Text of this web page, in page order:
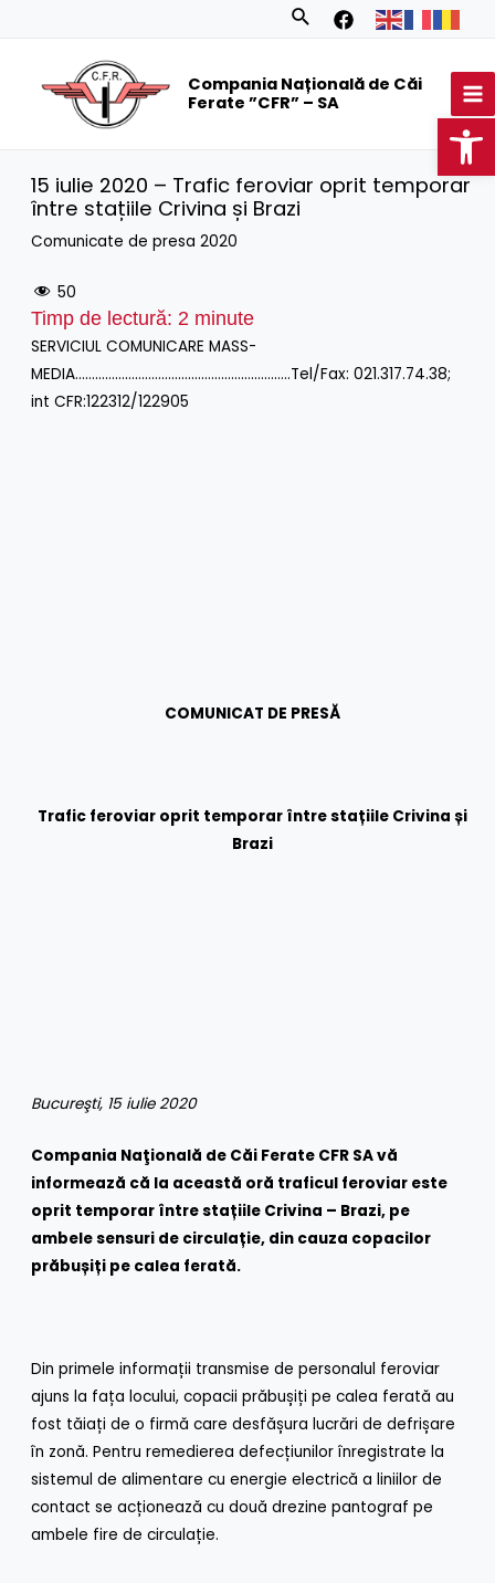
Search
Compania Națională de Căi
Ferate ”CFR” – SA
15 iulie 2020 – Trafic feroviar oprit temporar
între stațiile Crivina și Brazi
Comunicate de presa 2020
50
Timp de lectură: 2 minute
SERVICIUL COMUNICARE MASS-
MEDIA………………………………………………………..Tel/Fax: 021.317.74.38;
int CFR:122312/122905
COMUNICAT DE PRESĂ
Trafic feroviar oprit temporar între stațiile Crivina și
Brazi
Bucureşti, 15 iulie 2020
Compania Naţională de Căi Ferate CFR SA vă
informează că la această oră traficul feroviar este
oprit temporar între stațiile Crivina – Brazi, pe
ambele sensuri de circulație, din cauza copacilor
prăbușiți pe calea ferată.
Din primele informații transmise de personalul feroviar
ajuns la fața locului, copacii prăbușiți pe calea ferată au
fost tăiați de o firmă care desfășura lucrări de defrișare
în zonă. Pentru remedierea defecțiunilor înregistrate la
sistemul de alimentare cu energie electrică a liniilor de
contact se acționează cu două drezine pantograf pe
ambele fire de circulație.